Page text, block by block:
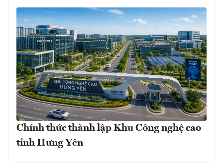
Chính thức thành lập Khu Công nghệ cao
tỉnh Hưng Yên